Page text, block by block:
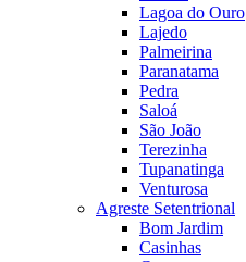
Lagoa do Ouro
Lajedo
Palmeirina
Paranatama
Pedra
Saloá
São João
Terezinha
Tupanatinga
Venturosa
Agreste Setentrional
Bom Jardim
Casinhas